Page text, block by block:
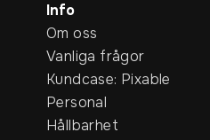
Info
Om oss
Vanliga frågor
Kundcase: Pixable
Personal
Hållbarhet